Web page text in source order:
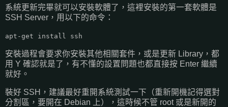
系統更新完畢就可以安裝軟體了，這裡安裝的第一套軟體是
SSH Server，用以下的命令：
apt-get install ssh
安裝過程會要求你安裝其他相關套件，或是更新 Library，都
用 Y 確認就是了，有不懂的設置問題也都直接按 Enter 繼續
就好。
裝好 SSH，建議最好重開系統測試一下（重新開機記得選對
分割區，要開在 Debian 上），這時候不管 root 或是新開的